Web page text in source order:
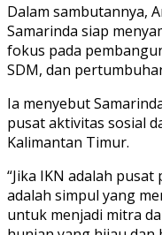
Dalam sambutannya,
Samarinda siap
fokus pada
SDM, dan
Ia menyebut
pusat aktivitas sosial
Kalimantan Timur.
“Jika IKN adalah
adalah simpul yang
untuk menjadi mitra